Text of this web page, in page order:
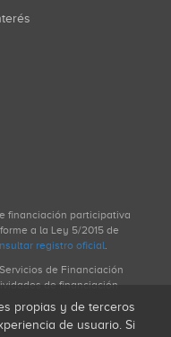
financiación participativa
a la Ley 5/2015 de
registro oficial.
de Financiación
de financiación
propias y de terceros
de usuario. Si